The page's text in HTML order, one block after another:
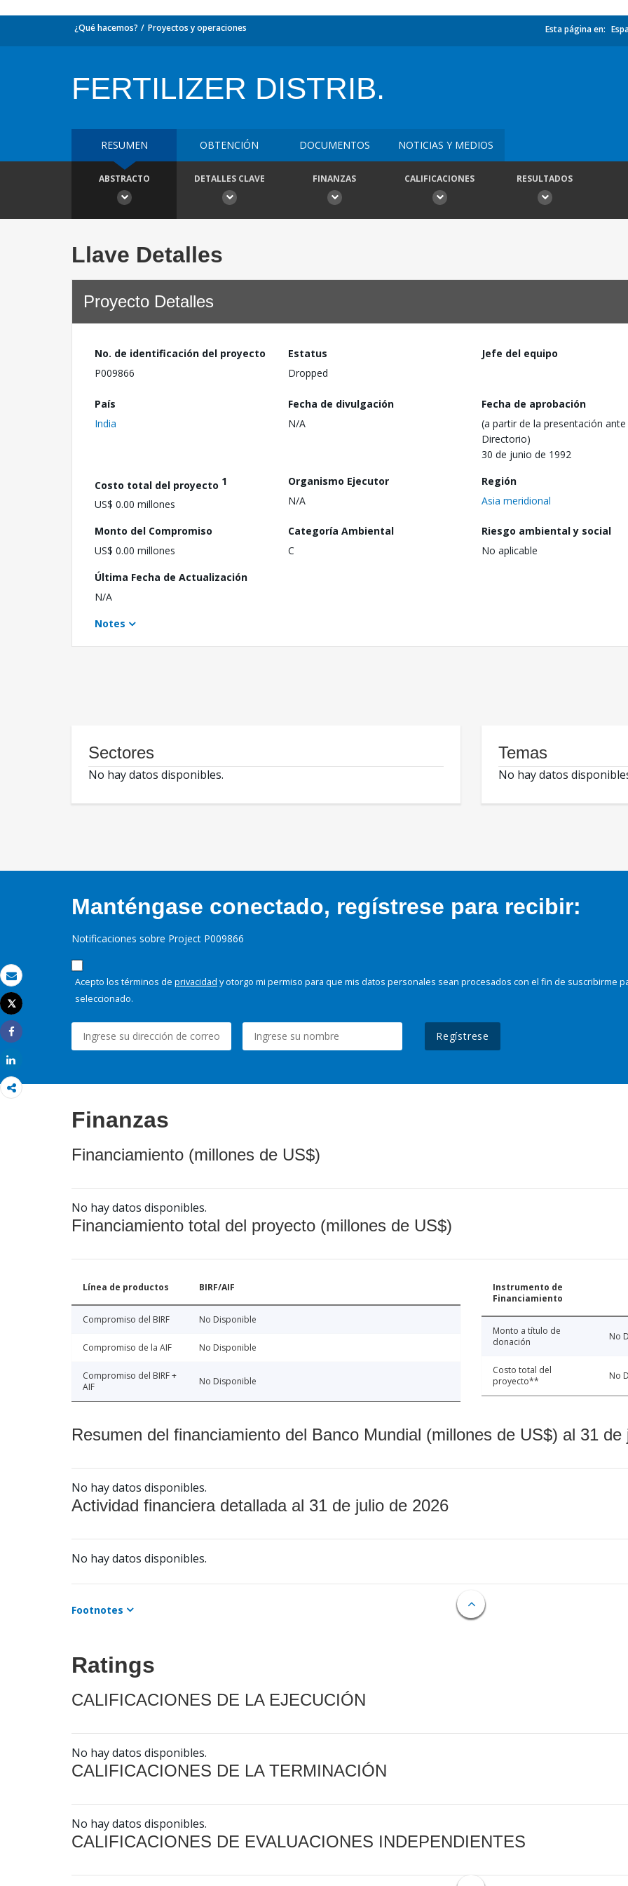
Correo electrónico
Imprimir
Tweet
Share
¿Qué hacemos? Proyectos y operaciones Esta página en:
FERTILIZER DISTRIB.
RESUMEN OBTENCIÓN DOCUMENTOS NOTICIAS Y MEDIOS
ABSTRACTO DETALLES CLAVE FINANZAS CALIFICACIONES RESULTADOS
Llave Detalles
Proyecto Detalles
No. de identificación del proyecto
P009866
Estatus
Dropped
Jefe del equipo
País
India
Fecha de divulgación
N/A
Fecha de aprobación
(a partir de la presentación ante
Directorio)
30 de junio de 1992
Costo total del proyecto 1
US$ 0.00 millones
Organismo Ejecutor
N/A
Región
Asia meridional
Monto del Compromiso
US$ 0.00 millones
Categoría Ambiental
C
Riesgo ambiental y social
No aplicable
Última Fecha de Actualización
N/A
Notes
Sectores
No hay datos disponibles.
Temas
No hay datos
Manténgase conectado, regístrese para recibir:
Notificaciones sobre Project P009866
Acepto los términos de privacidad y otorgo mi permiso para que mis datos personales sean procesados con el fin de suscribirme
seleccionado.
Regístrese
Finanzas
Financiamiento (millones de US$)
No hay datos disponibles.
Financiamiento total del proyecto (millones de US$)
Línea de productos BIRF/AIF
Compromiso del BIRF No Disponible
Compromiso de la AIF No Disponible
Compromiso del BIRF +
AIF
No Disponible
Instrumento de
Financiamiento
Monto a título de
donación
No
Costo total del
proyecto**
No
Resumen del financiamiento del Banco Mundial (millones de US$) al 31 de
No hay datos disponibles.
Actividad financiera detallada al 31 de julio de 2026
No hay datos disponibles.
Footnotes
Ratings
CALIFICACIONES DE LA EJECUCIÓN
No hay datos disponibles.
CALIFICACIONES DE LA TERMINACIÓN
No hay datos disponibles.
CALIFICACIONES DE EVALUACIONES INDEPENDIENTES